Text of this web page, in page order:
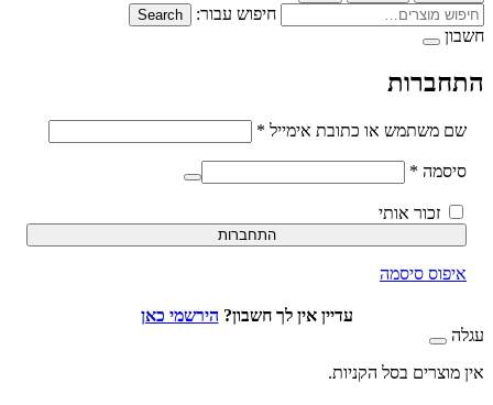
חיפוש עבור: Search
משתמש או כתובת אימייל*חובה
*חובה
זכור אותי
התחברות
סיסמה
עדיין אין לך חשבון?הירשמי כאן
בסל הקניות.